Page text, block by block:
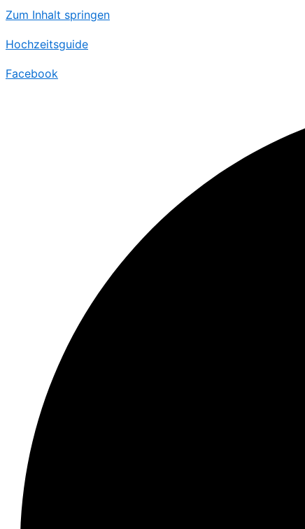
Zum Inhalt springen
Hochzeitsguide
Facebook